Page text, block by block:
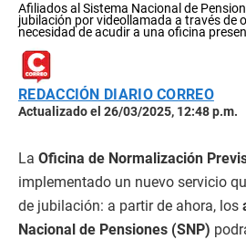
Afiliados al Sistema Nacional de
jubilación por videollamada a través de
necesidad de acudir a una oficina
REDACCIÓN DIARIO CORREO
Actualizado el 26/03/2025, 12:48 p.m.
La Oficina de Normalización
implementado un nuevo servicio
de jubilación: a partir de ahora, los
Nacional de Pensiones (SNP)